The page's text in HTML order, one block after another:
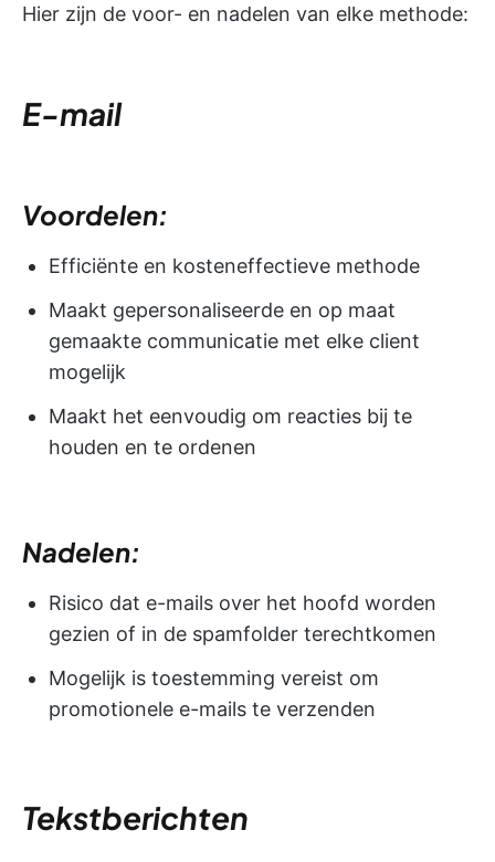
Hier zijn de voor- en nadelen van elke methode:
E-mail
Voordelen:
Efficiënte en kosteneffectieve methode
Maakt gepersonaliseerde en op maat
gemaakte communicatie met elke client
mogelijk
Maakt het eenvoudig om reacties bij te
houden en te ordenen
Nadelen:
Risico dat e-mails over het hoofd worden
gezien of in de spamfolder terechtkomen
Mogelijk is toestemming vereist om
promotionele e-mails te verzenden
Tekstberichten